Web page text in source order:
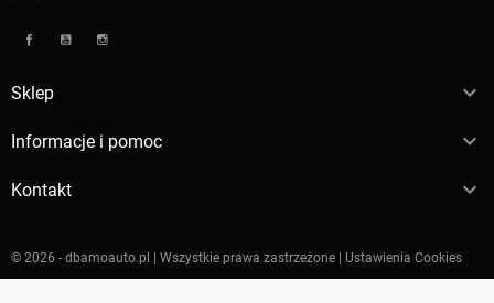
Sklep 
Informacje i pomoc 
Kontakt 
© 2026 - dbamoauto.pl | Wszystkie prawa zastrzeżone | Ustawienia Cookies